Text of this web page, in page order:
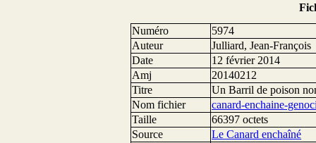
Numéro
5974
Auteur
Julliard, Jean-François
Date
12 février 2014
Amj
20140212
Titre
Un Barril de poison
Nom fichier
canard-enchaine-
Taille
66397 octets
Source
Le Canard enchaîné